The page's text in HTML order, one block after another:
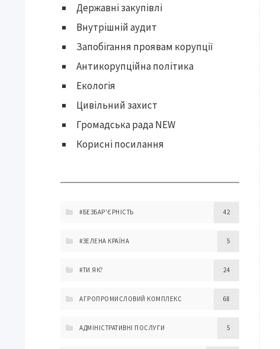
Державні закупівлі
Внутрішній аудит
Запобігання проявам корупції
Антикорупційна політика
Екологія
Цивільний захист
Громадська рада NEW
Корисні посилання
#БЕЗБАР'ЄРНІСТЬ 42
#ЗЕЛЕНА КРАЇНА 5
#ТИ ЯК? 24
АГРОПРОМИСЛОВИЙ КОМПЛЕКС 68
АДМІНІСТРАТИВНІ ПОСЛУГИ 5